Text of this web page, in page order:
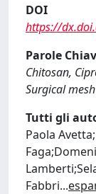
DOI
https://
Parole
Chitosan,
Surgical mesh
Tutti gli
Paola
Fabbri...